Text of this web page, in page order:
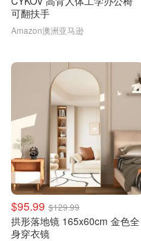
可翻扶手
Amazon澳洲亚马逊
$95.99 $129.99
拱形落地镜 165x60cm 金色全
身穿衣镜